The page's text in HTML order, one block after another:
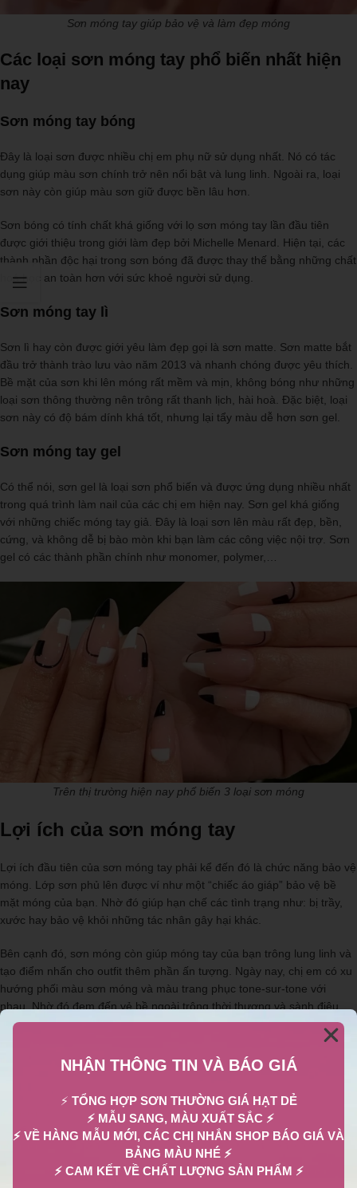
Sơn móng tay giúp bảo vệ và làm đẹp móng
Các loại sơn móng tay phổ biến nhất hiện
nay
Sơn móng tay bóng
Đây là loại sơn được nhiều chị em phụ nữ sử dụng nhất. Nó có tác
dụng giúp màu sơn chính trở nên nổi bật và lung linh. Ngoài ra, loại
sơn này còn giúp màu sơn giữ được bền lâu hơn.
Sơn bóng có tính chất khá giống với lọ sơn móng tay lần đầu tiên
được giới thiệu trong giới làm đẹp bởi Michelle Menard. Hiện tại, các
thành phần độc hại trong sơn bóng đã được thay thế bằng những chất
hoá học an toàn hơn với sức khoẻ người sử dụng.
Sơn móng tay lì
Sơn lì hay còn được giới yêu làm đẹp gọi là sơn matte. Sơn matte bắt
đầu trở thành trào lưu vào năm 2013 và nhanh chóng được yêu thích.
Bề mặt của sơn khi lên móng rất mềm và mịn, không bóng như những
loại sơn thông thường nên trông rất thanh lịch, hài hoà. Đặc biệt, loại
sơn này có độ bám dính khá tốt, nhưng lại tẩy màu dễ hơn sơn gel.
Sơn móng tay gel
Có thể nói, sơn gel là loại sơn phổ biến và được ứng dụng nhiều nhất
trong quá trình làm nail của các chị em hiện nay. Sơn gel khá giống
với những chiếc móng tay giả. Đây là loại sơn lên màu rất đẹp, bền,
cứng, và không dễ bị bào mòn khi bạn làm các công việc nội trợ. Sơn
gel có các thành phần chính như monomer, polymer,…
Trên thị trường hiện nay phổ biến 3 loại sơn móng
Lợi ích của sơn móng tay
Lợi ích đầu tiên của sơn móng tay phải kể đến đó là chức năng bảo vệ
móng. Lớp sơn phủ lên được ví như một “chiếc áo giáp” bảo vệ bề
mặt móng của bạn. Nhờ đó giúp hạn chế các tình trạng như: bị trầy,
xước hay bảo vệ khỏi những tác nhân gây hại khác.
Bên cạnh đó, sơn móng còn giúp móng tay của bạn trông lung linh và
tạo điểm nhấn cho outfit thêm phần ấn tượng. Ngày nay, chị em có xu
hướng phối màu sơn móng và màu trang phục tone-sur-tone với
nhau. Nhờ đó đem đến vẻ bề ngoài trông thời thượng và sành điệu
hơn.
NHẬN THÔNG TIN VÀ BÁO GIÁ
⚡ TỔNG HỢP SƠN THƯỜNG GIÁ HẠT DẺ
⚡ MẪU SANG, MÀU XUẤT SẮC ⚡
⚡ VỀ HÀNG MẪU MỚI, CÁC CHỊ NHẮN SHOP BÁO GIÁ VÀ
BẢNG MÀU NHÉ ⚡
⚡ CAM KẾT VỀ CHẤT LƯỢNG SẢN PHẨM ⚡